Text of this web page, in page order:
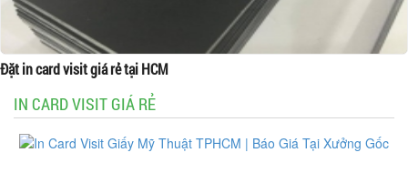
Đặt in card visit giá rẻ tại HCM
IN CARD VISIT GIÁ RẺ